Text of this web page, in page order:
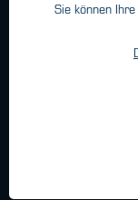
Sie können